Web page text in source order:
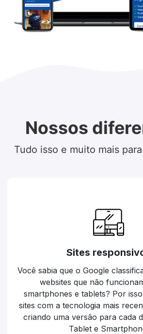
Nossos
Tudo isso e muito mais
Sites
Você sabia que o Google
websites que não
smartphones e tablets? Por
sites com a tecnologia mais
criando uma versão para cada
Tablet e